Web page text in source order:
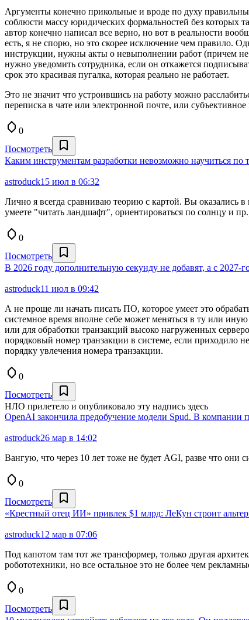
Аргументы конечно прикольные и вроде по духу
соблюсти массу юридических формальностей без
автор конечно написал все верно, но вот в реальности
есть, я не спорю, но это скорее исключение чем правило.
инструкции, нужны акты о невыполнении работ (причем не
нужно уведомить сотрудника, если он откажется
срок это красивая пугалка, которая реально не работает.
Это не значит что устроившись на работу можно
переписка в чате или электронной почте, или
0
Посмотреть
Каким инструментам разработки невозможно научиться по
astroduck15 июл в 06:32
Лично я всегда сравниваю теорию с картой. Вы оказались
умеете "читать ландшафт", ориентироваться по солнцу и
0
Посмотреть
В 2026 году дополнительную секунду не добавят, а с 2027-
astroduck11 июл в 09:42
А не проще ли начать писать ПО, которое умеет это
системное время вполне себе может меняться в ту или
или для обработки транзакций высоко нагруженных
порядковый номер транзакции в системе, если приходило
порядку увлечения номера транзакции.
0
Посмотреть
НЛО прилетело и опубликовало эту надпись здесь
OpenAI закончила предобучение модели Spud. В компании
astroduck26 мар в 14:02
Вангую, что через 10 лет тоже не будет AGI, разве что они
0
Посмотреть
«Крестный отец ИИ» привлек $1 млрд: ЛеКун строит
astroduck12 мар в 07:06
Под капотом там тот же трансформер, только другая
робототехники, но все остальное это не более чем
0
Посмотреть